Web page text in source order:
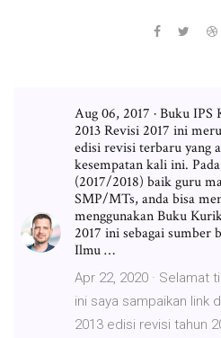
Aug 06, 2017 · Buku
2013 Revisi 2017 ini
edisi revisi terbaru yang
kesempatan kali ini.
(2017/2018) baik guru
SMP/MTs, anda bisa
menggunakan Buku
2017 ini sebagai sumber
Ilmu …
Apr 22, 2020 · Selamat
ini saya sampaikan link
2013 edisi revisi tahun